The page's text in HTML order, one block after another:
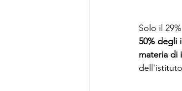
Solo il
50% degli
materia di